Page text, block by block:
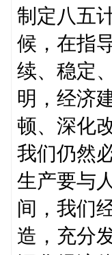
制定八五
候，在指
续、稳定
明，经济
顿、深化
我们仍然
生产要与
间，我们
造，充分